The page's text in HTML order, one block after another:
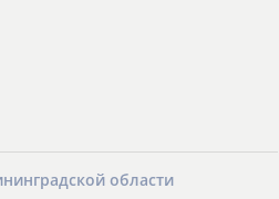
области